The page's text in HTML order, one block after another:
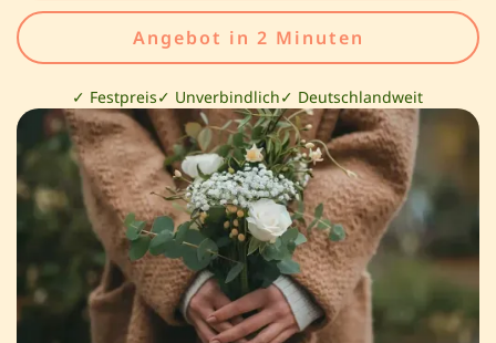
Angebot in 2 Minuten
✓ Festpreis✓ Unverbindlich✓ Deutschlandweit